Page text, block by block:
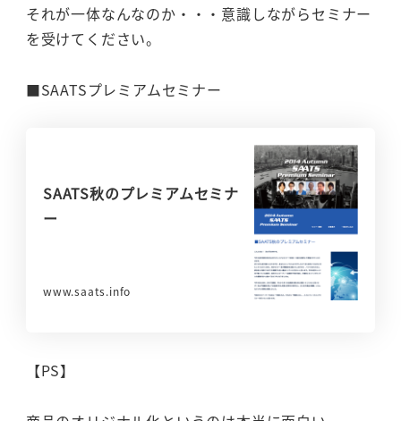
それが一体なんなのか・・・意識しながらセミナー
を受けてください。
■SAATSプレミアムセミナー
SAATS秋のプレミアムセミナ
ー
www.saats.info
【PS】